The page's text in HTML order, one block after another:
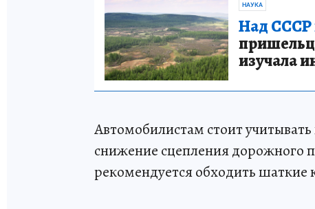
НАУКА
Над СССР
изучала
Автомобилистам стоит
снижение сцепления
рекомендуется обходить